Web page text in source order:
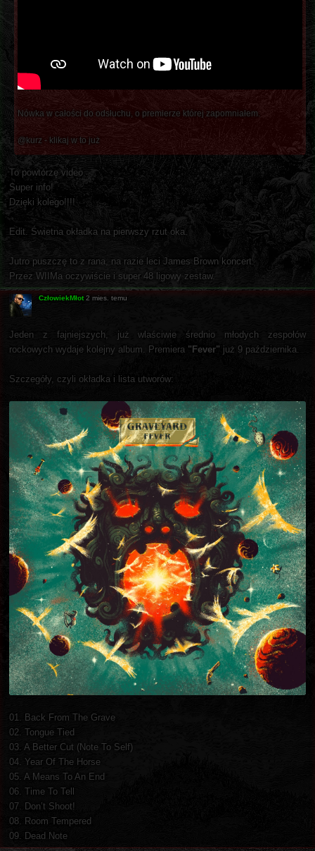
Nówka w całości do odsłuchu, o premierze której zapomniałem.
@kurz - klikaj w to już
To powtórzę video.
Super info!
Dzięki kolego!!!!
Edit. Świetna okładka na pierwszy rzut oka.
Jutro puszczę to z rana, na razie leci James Brown koncert.
Przez WIIMa oczywiście i super 48 ligowy zestaw.
CzłowiekMłot 2 mies. temu
Jeden z fajniejszych, już wlaściwie średnio młodych zespołów
rockowych wydaje kolejny album. Premiera "Fever" już 9 października.
Szczegóły, czyli okładka i lista utworów:
01. Back From The Grave
02. Tongue Tied
03. A Better Cut (Note To Self)
04. Year Of The Horse
05. A Means To An End
06. Time To Tell
07. Don’t Shoot!
08. Room Tempered
09. Dead Note